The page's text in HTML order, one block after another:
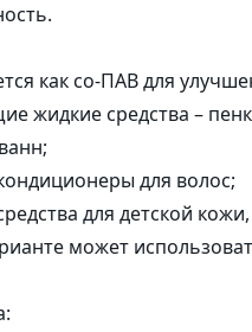
как со-ПАВ для
жидкие средства –
для волос;
для детской кожи,
может